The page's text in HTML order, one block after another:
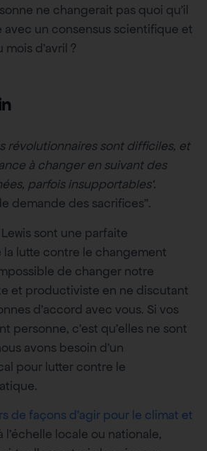
ne changerait pas quoi qu’il
avec un consensus scientifique et
d’avril ?
révolutionnaires sont difficiles, et
à changer en suivant des
parfois insupportables‘.
demande des sacrifices”.
sont une parfaite
lutte contre le changement
de changer notre
et productiviste en ne discutant
d’accord avec vous. Si vos
personne, c’est qu’elles ne sont
avons besoin d’un
pour lutter contre le
de façons d’agir pour le climat et
l’échelle locale ou nationale,